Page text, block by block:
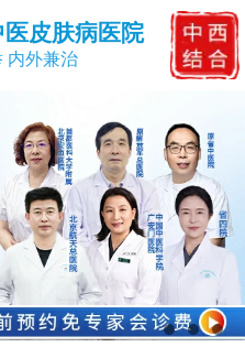
皮肤病医院
内外兼治